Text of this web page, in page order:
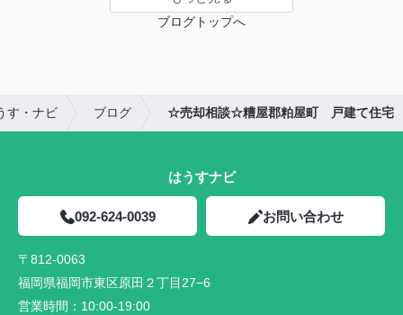
ブログトップへ
す・ナビ ブログ ☆売却相談☆糟屋郡粕屋町 戸建て住宅
はうすナビ
092-624-0039 お問い合わせ
〒812-0063
福岡県福岡市東区原田２丁目27−6
営業時間： 10:00-19:00